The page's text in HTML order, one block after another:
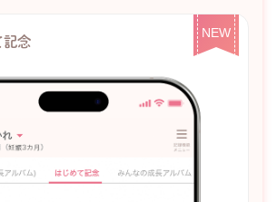
NEW
記念